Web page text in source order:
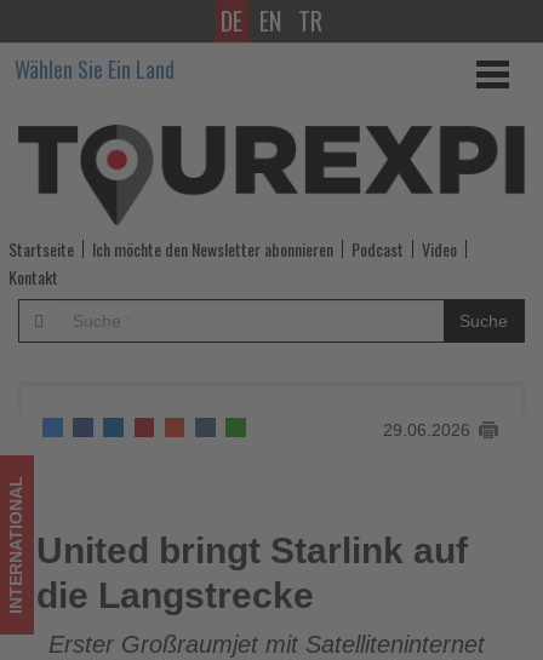
United
bringt
Starlink
auf
die
Langstrecke
was
im
Tourismus
los
ist!
DE EN TR
Wählen Sie Ein Land
Startseite Ich möchte den Newsletter abonnieren Podcast
Video
Kontakt
Suche
29.06.2026
United bringt Starlink auf die Langstrecke
INTERNATIONAL United bringt Starlink auf
die Langstrecke
Erster Großraumjet mit Satelliteninternet